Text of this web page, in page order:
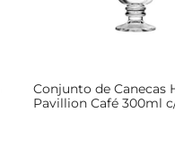
Conjunto de Canecas
Pavillion Café 300ml